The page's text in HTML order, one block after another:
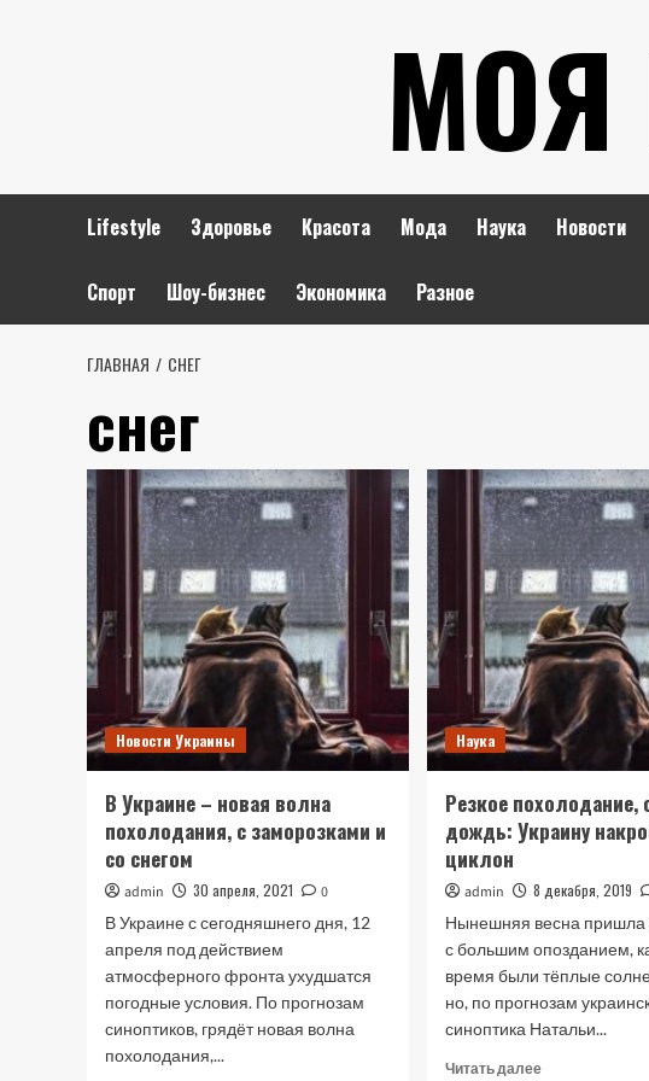
МОЯ
Lifestyle Здоровье Красота Мода Наука Новости
Спорт Шоу-бизнес Экономика Разное
ГЛАВНАЯ СНЕГ
снег
Новости Украины
В Украине – новая волна
похолодания, с заморозками и
со снегом
admin 30 апреля, 2021
0
В Украине с сегодняшнего дня, 12
апреля под действием
атмосферного фронта ухудшатся
погодные условия. По прогнозам
синоптиков, грядёт новая волна
похолодания,...
Наука
Резкое похолодание,
дождь: Украину
циклон
admin 8 декабря, 2019
Нынешняя весна пришла
с большим опозданием,
время были тёплые
но, по прогнозам
синоптика Натальи...
Читать далееПрочитать